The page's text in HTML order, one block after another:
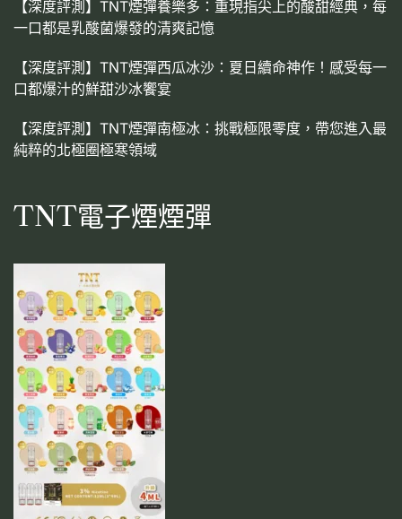
【深度評測】TNT煙彈養樂多：重現指尖上的酸甜經典，每
一口都是乳酸菌爆發的清爽記憶
【深度評測】TNT煙彈西瓜冰沙：夏日續命神作！感受每一
口都爆汁的鮮甜沙冰饗宴
【深度評測】TNT煙彈南極冰：挑戰極限零度，帶您進入最
純粹的北極圈極寒領域
TNT電子煙煙彈